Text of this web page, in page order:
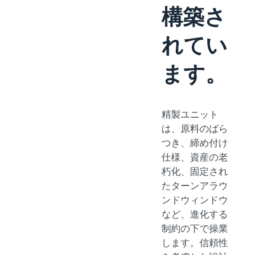
構築さ
れてい
ます。
精製ユニット
は、原料のばら
つき、締め付け
仕様、資産の老
朽化、固定され
たターンアラウ
ンドウィンドウ
など、進化する
制約の下で操業
します。信頼性